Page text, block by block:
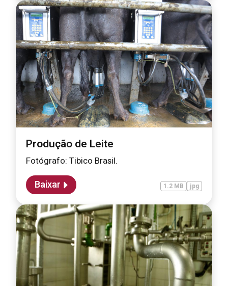
Produção de Leite
Fotógrafo: Tibico Brasil.
Baixar 1.2 MB jpg